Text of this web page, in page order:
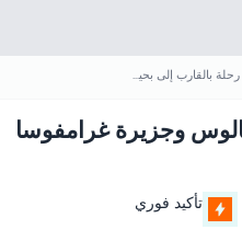
رحلة بالقارب إلى بحيرة بالوس وجزيرة غرامفوسا من ميناء كيساموس
وجزيرة غرامفوسا
تأكيد فوري